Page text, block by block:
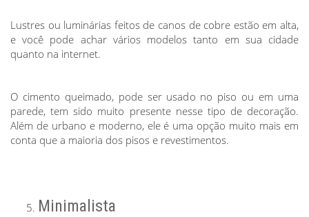
Lustres ou luminárias feitos de canos de cobre estão em alta,
e você pode achar vários modelos tanto em sua cidade
quanto na internet.
O cimento queimado, pode ser usado no piso ou em uma
parede, tem sido muito presente nesse tipo de decoração.
Além de urbano e moderno, ele é uma opção muito mais em
conta que a maioria dos pisos e revestimentos.
Minimalista